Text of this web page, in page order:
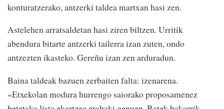
konturatzerako, antzerki taldea martxan hasi zen.
Astelehen arratsaldetan hasi ziren biltzen. Urritik
abendura bitarte antzerki tailerra izan zuten, ondo
antzezten ikasteko. Gereñu izan zen arduradun.
Baina taldeak bazuen zerbaiten falta: izenarena.
«Etxekolan modura hurrengo saiorako proposamenez